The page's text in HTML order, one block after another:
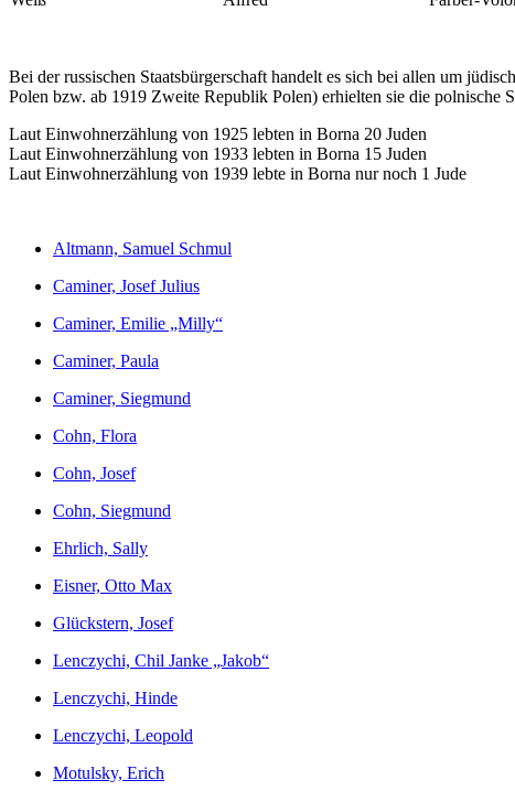
Bei der russischen Staatsbürgerschaft handelt es sich bei allen um
Polen bzw. ab 1919 Zweite Republik Polen) erhielten sie die polnische
Laut Einwohnerzählung von 1925 lebten in Borna 20 Juden
Laut Einwohnerzählung von 1933 lebten in Borna 15 Juden
Laut Einwohnerzählung von 1939 lebte in Borna nur noch 1 Jude
Altmann, Samuel Schmul
Caminer, Josef Julius
Caminer, Emilie „Milly“
Caminer, Paula
Caminer, Siegmund
Cohn, Flora
Cohn, Josef
Cohn, Siegmund
Ehrlich, Sally
Eisner, Otto Max
Glückstern, Josef
Lenczychi, Chil Janke „Jakob“
Lenczychi, Hinde
Lenczychi, Leopold
Motulsky, Erich